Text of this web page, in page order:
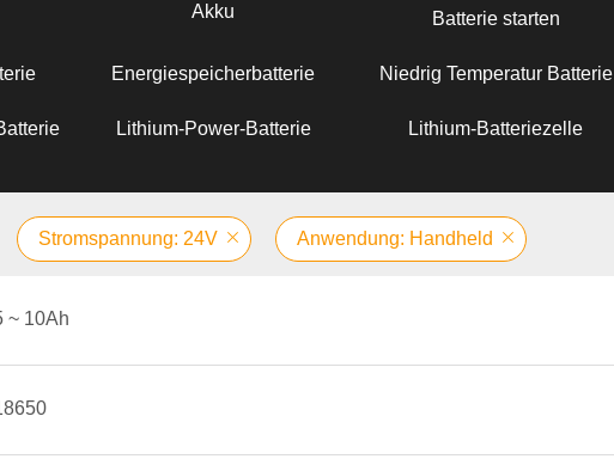
Akku Batterie starten
Energiespeicherbatterie Niedrig Temperatur Batterie
Lithium-Power-Batterie Lithium-Batteriezelle
Stromspannung: 24V Anwendung: Handheld
~ 10Ah